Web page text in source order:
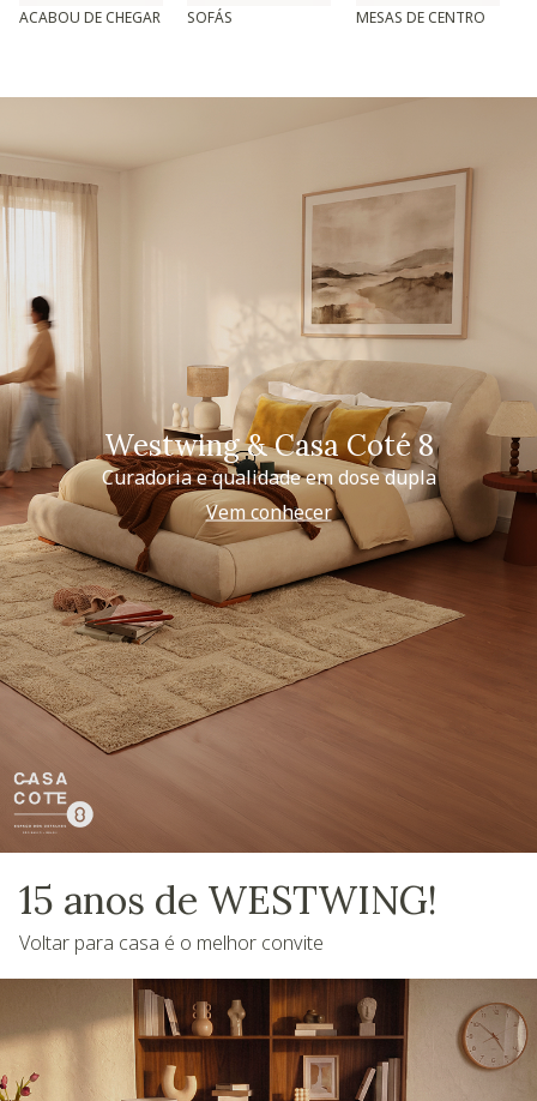
ACABOU DE CHEGAR SOFÁS MESAS DE CENTRO
Westwing & Casa Coté 8
Curadoria e qualidade em dose dupla
Vem conhecer
15 anos de WESTWING!
Voltar para casa é o melhor convite